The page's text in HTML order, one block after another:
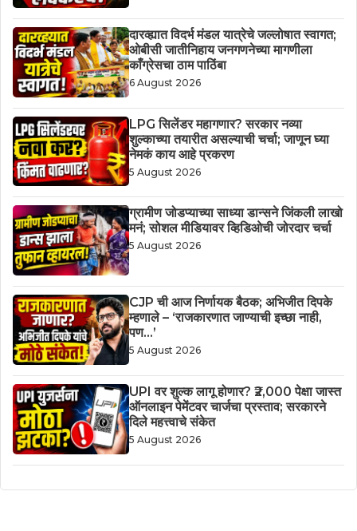
दारव्ह्यात विदर्भ मंडल यात्रेचे जल्लोषात स्वागत;
ओबीसी जातीनिहाय जनगणनेच्या मागणीला
काँग्रेसचा ठाम पाठिंबा
6 August 2026
LPG सिलेंडर महागणार? सरकार नव्या
शुल्काच्या तयारीत असल्याची चर्चा; जाणून घ्या
नेमकं काय आहे प्रकरण
5 August 2026
ग्रामीण जोडप्याच्या साध्या डान्सने जिंकली लाखो
मनं; सोशल मीडियावर व्हिडिओची जोरदार चर्चा
5 August 2026
CJP ची आज निर्णायक बैठक; अभिजीत दिपके
म्हणाले – ‘राजकारणात जाण्याची इच्छा नाही,
पण…’
5 August 2026
UPI वर शुल्क लागू होणार? ₹2,000 पेक्षा जास्त
ऑनलाइन पेमेंटवर चार्जचा प्रस्ताव; सरकारने
दिले महत्त्वाचे संकेत
5 August 2026